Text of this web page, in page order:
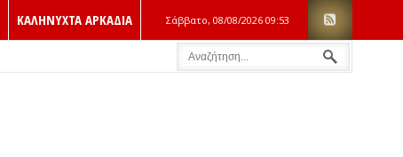
ΚΑΛΗΝΥΧΤΑ ΑΡΚΑΔΙΑ Σάββατο, 08/08/2026 09:53